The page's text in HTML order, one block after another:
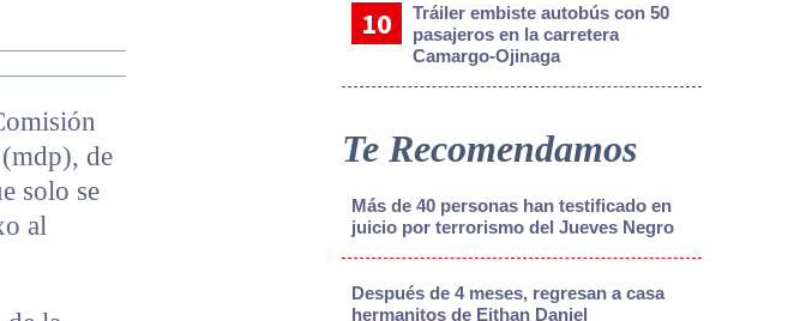
de
solo se
al
Tráiler embiste autobús con 50
pasajeros en la carretera
Camargo-Ojinaga
Te Recomendamos
Más de 40 personas han testificado en
juicio por terrorismo del Jueves Negro
Después de 4 meses, regresan a casa
hermanitos de Eithan Daniel